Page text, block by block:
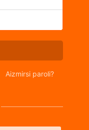
Aizmirsi paroli?